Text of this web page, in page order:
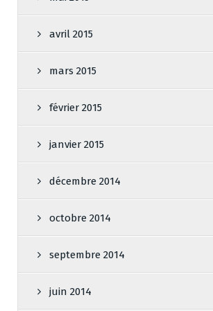
avril 2015
mars 2015
février 2015
janvier 2015
décembre 2014
octobre 2014
septembre 2014
juin 2014